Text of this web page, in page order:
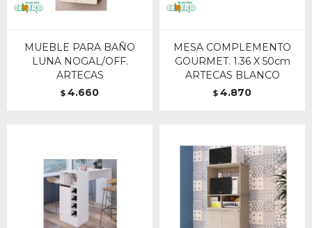
MUEBLE PARA BAÑO
LUNA NOGAL/OFF.
ARTECAS
$ 4.660
MESA COMPLEMENTO
GOURMET. 1.36 X 50cm
ARTECAS BLANCO
$ 4.870